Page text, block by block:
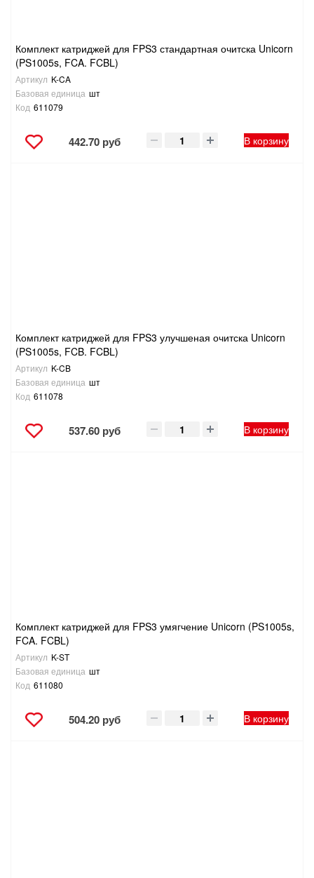
Комплект катриджей для FPS3 стандартная очитска Unicorn
(PS1005s, FCA. FCBL)
Артикул K-CA
Базовая единица шт
Код 611079
442.70 руб В корзину
Комплект катриджей для FPS3 улучшеная очитска Unicorn
(PS1005s, FCB. FCBL)
Артикул K-CB
Базовая единица шт
Код 611078
537.60 руб В корзину
Комплект катриджей для FPS3 умягчение Unicorn (PS1005s,
FCA. FCBL)
Артикул K-ST
Базовая единица шт
Код 611080
504.20 руб В корзину